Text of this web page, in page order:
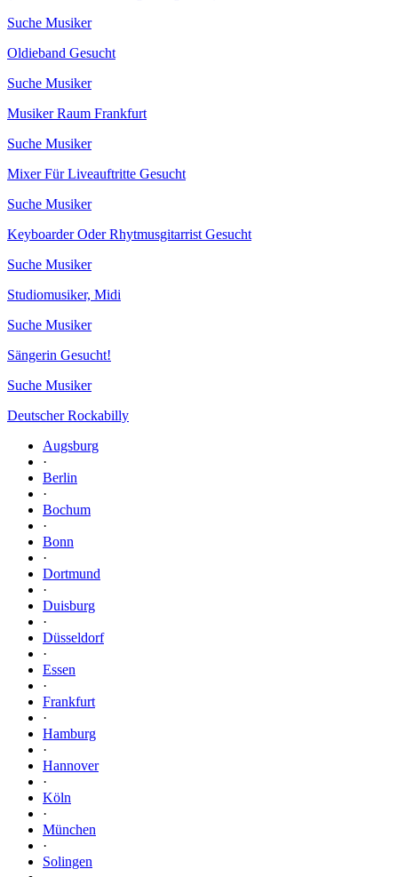
Suche Musiker
Oldieband Gesucht
Suche Musiker
Musiker Raum Frankfurt
Suche Musiker
Mixer Für Liveauftritte Gesucht
Suche Musiker
Keyboarder Oder Rhytmusgitarrist Gesucht
Suche Musiker
Studiomusiker, Midi
Suche Musiker
Sängerin Gesucht!
Suche Musiker
Deutscher Rockabilly
Augsburg
·
Berlin
·
Bochum
·
Bonn
·
Dortmund
·
Duisburg
·
Düsseldorf
·
Essen
·
Frankfurt
·
Hamburg
·
Hannover
·
Köln
·
München
·
Solingen